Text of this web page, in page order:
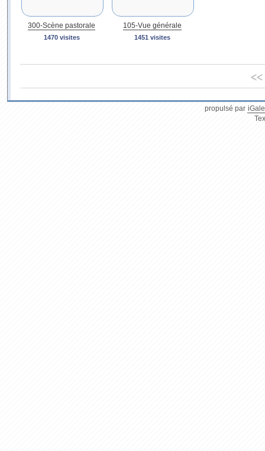
300-Scène pastorale
1470 visites
105-Vue générale
1451 visites
<<
propulsé par